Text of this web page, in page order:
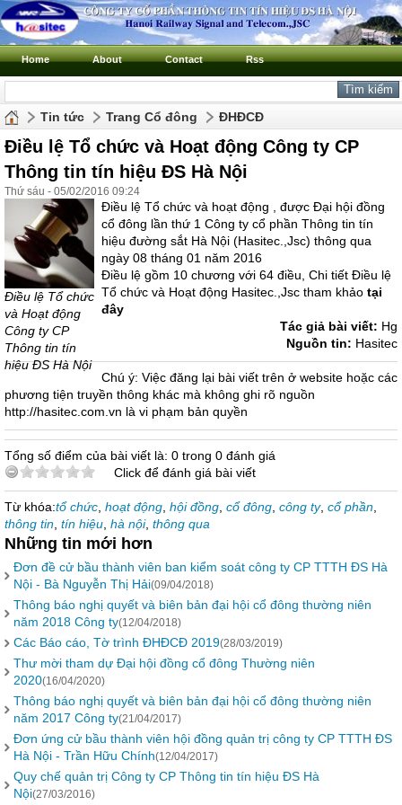
Home About Contact Rss
Tin tức Trang Cổ đông ĐHĐCĐ
Điều lệ Tổ chức và Hoạt động Công ty CP
Thông tin tín hiệu ĐS Hà Nội
Thứ sáu - 05/02/2016 09:24
Điều lệ Tổ chức
và Hoạt động
Công ty CP
Thông tin tín
hiệu ĐS Hà Nội
Điều lệ Tổ chức và hoạt động , được Đại hội đồng
cổ đông lần thứ 1 Công ty cổ phần Thông tin tín
hiệu đường sắt Hà Nội (Hasitec.,Jsc) thông qua
ngày 08 tháng 01 năm 2016
Điều lệ gồm 10 chương với 64 điều, Chi tiết Điều lệ
Tổ chức và Hoạt động Hasitec.,Jsc tham khảo tại
đây
Tác giả bài viết: Hg
Nguồn tin: Hasitec
Chú ý: Việc đăng lại bài viết trên ở website hoặc các
phương tiện truyền thông khác mà không ghi rõ nguồn
http://hasitec.com.vn là vi phạm bản quyền
Tổng số điểm của bài viết là: 0 trong 0 đánh giá
Click để đánh giá bài viết
Từ khóa:tổ chức hoạt động hội đồng cổ đông công ty, cổ phần
thông tin tín hiệu hà nội, thông qua
Những tin mới hơn
Đơn đề cử bầu thành viên ban kiểm soát công ty CP TTTH ĐS Hà
Nội - Bà Nguyễn Thị Hải(09/04/2018)
Thông báo nghị quyết và biên bản đại hội cổ đông thường niên
năm 2018 Công ty(12/04/2018)
Các Báo cáo, Tờ trình ĐHĐCĐ 2019(28/03/2019)
Thư mời tham dự Đại hội đồng cổ đông Thường niên
2020(16/04/2020)
Thông báo nghị quyết và biên bản đại hội cổ đông thường niên
năm 2017 Công ty(21/04/2017)
Đơn ứng cử bầu thành viên hội đồng quản trị công ty CP TTTH ĐS
Hà Nội - Trần Hữu Chính(12/04/2017)
Quy chế quản trị Công ty CP Thông tin tín hiệu ĐS Hà
Nội(27/03/2016)